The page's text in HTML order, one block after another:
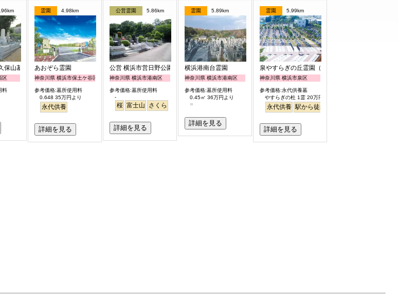
保山墓地
区
料
霊園 4.98km
あおぞら霊園
神奈川県 横浜市保土ケ谷区
参考価格:墓所使用料
0.648 35万円より
永代供養
詳細を見る
公営霊園 5.86km
公営 横浜市営日野公園墓地
神奈川県 横浜市港南区
参考価格:墓所使用料
-
桜 富士山 さくら
詳細を見る
霊園 5.89km
横浜港南台霊園
神奈川県 横浜市港南区
参考価格:墓所使用料
0.45㎡ 36万円より
詳細を見る
霊園 5.99km
泉やすらぎの丘霊園（永代供養墓）
神奈川県 横浜市泉区
参考価格:永代供養墓
やすらぎの杜 1霊 20万円
永代供養 駅から徒歩
詳細を見る